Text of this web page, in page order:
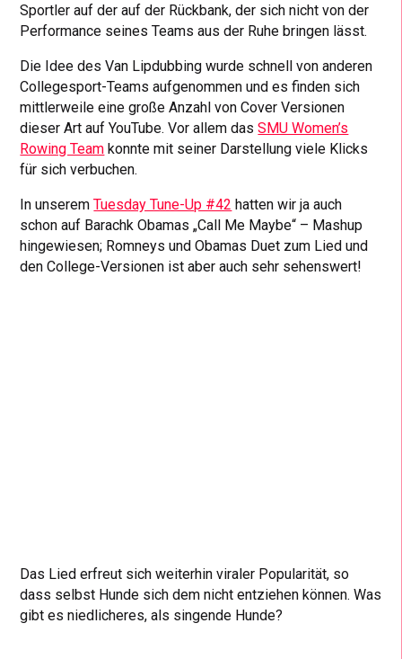
Sportler auf der auf der Rückbank, der sich nicht von der
Performance seines Teams aus der Ruhe bringen lässt.
Die Idee des Van Lipdubbing wurde schnell von anderen
Collegesport-Teams aufgenommen und es finden sich
mittlerweile eine große Anzahl von Cover Versionen
dieser Art auf YouTube. Vor allem dasSMU Women’s
Rowing Team konnte mit seiner Darstellung viele Klicks
für sich verbuchen.
In unseremTuesday Tune-Up #42 hatten wir ja auch
schon auf Barachk Obamas „Call Me Maybe“ – Mashup
hingewiesen; Romneys und Obamas Duet zum Lied und
den College-Versionen ist aber auch sehr sehenswert!
Das Lied erfreut sich weiterhin viraler Popularität, so
dass selbst Hunde sich dem nicht entziehen können. Was
gibt es niedlicheres, als singende Hunde?